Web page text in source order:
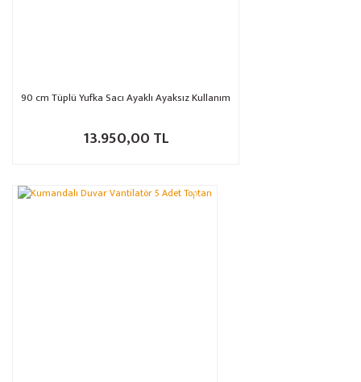
90 cm Tüplü Yufka Sacı Ayaklı Ayaksız Kullanım
13.950,00 TL
%13